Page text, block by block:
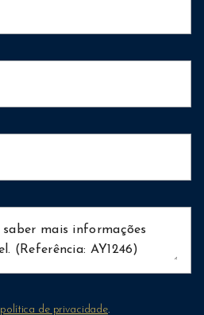
política de privacidade.